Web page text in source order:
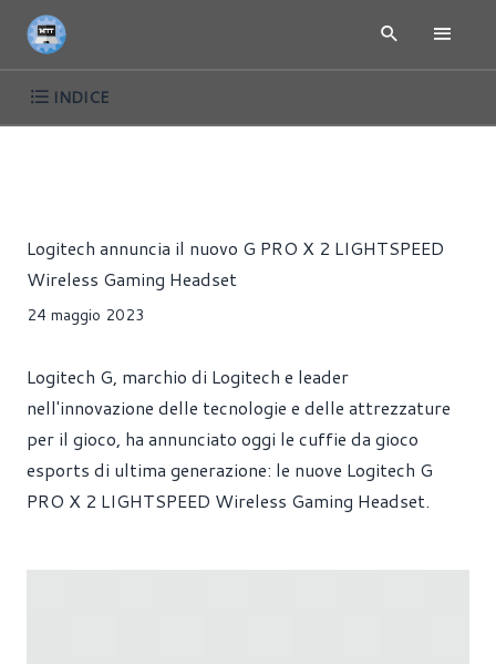
INDICE
Logitech annuncia il nuovo G PRO X 2 LIGHTSPEED
Wireless Gaming Headset
24 maggio 2023
Logitech G, marchio di Logitech e leader
nell'innovazione delle tecnologie e delle attrezzature
per il gioco, ha annunciato oggi le cuffie da gioco
esports di ultima generazione: le nuove Logitech G
PRO X 2 LIGHTSPEED Wireless Gaming Headset.